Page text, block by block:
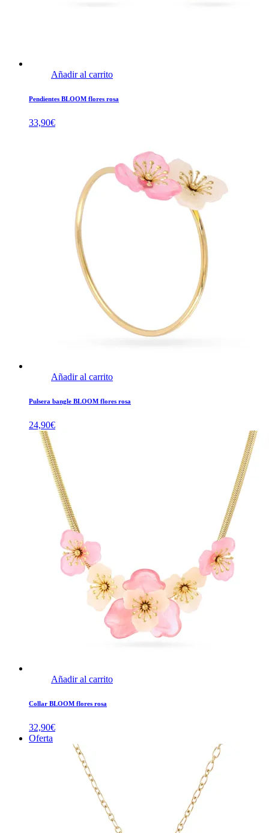
Añadir al carrito
Pendientes BLOOM flores rosa
33,90€
Añadir al carrito
Pulsera bangle BLOOM flores rosa
24,90€
Añadir al carrito
Collar BLOOM flores rosa
32,90€
Oferta